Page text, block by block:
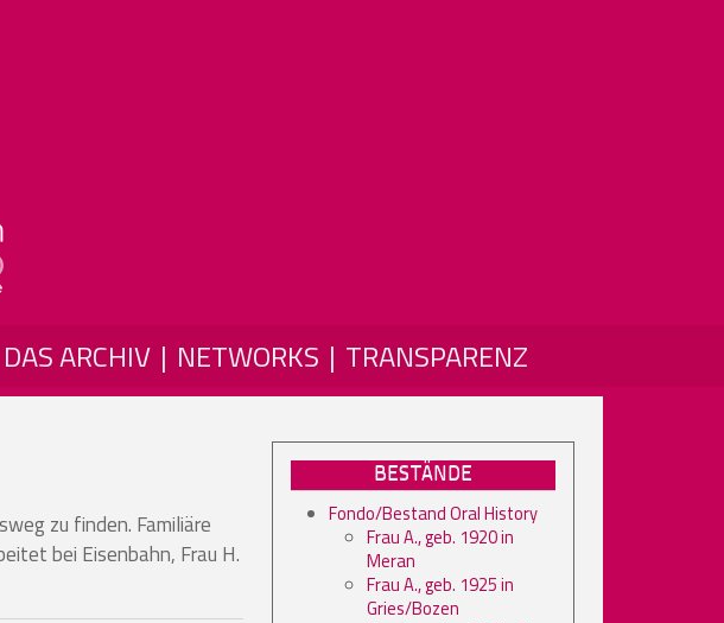
DAS ARCHIV NETWORKS TRANSPARENZ
zu finden. Familiäre
bei Eisenbahn, Frau H.
BESTÄNDE
Fondo/Bestand Oral History
Frau A., geb. 1920 in
Meran
Frau A., geb. 1925 in
Gries/Bozen